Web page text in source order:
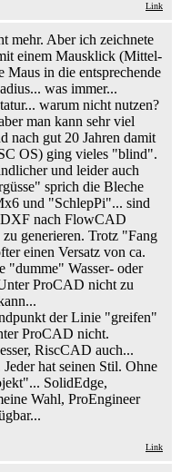
Link
mehr. Aber ich zeichnete
einem Mausklick (Mittel-
Maus in die entsprechende
was immer...
warum nicht nutzen?
man kann sehr viel
nach gut 20 Jahren damit
OS) ging vieles "blind".
und leider auch
sprich die Bleche
und "SchlepPi"... sind
nach FlowCAD
generieren. Trotz "Fang
einen Versatz von ca.
"dumme" Wasser- oder
ProCAD nicht zu
der Linie "greifen"
ProCAD nicht.
RiscCAD auch...
hat seinen Stil. Ohne
SolidEdge,
Wahl, ProEngineer
Link